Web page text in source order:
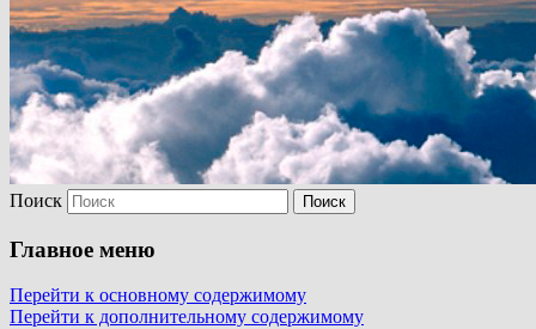
Поиск
Главное меню
Перейти к основному содержимому
Перейти к дополнительному содержимому